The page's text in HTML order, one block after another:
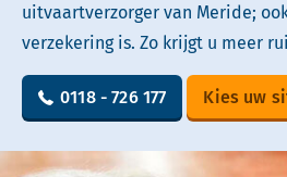
uitvaartverzorger van Meride;
verzekering is. Zo krijgt u meer
0118 - 726 177 Kies uw